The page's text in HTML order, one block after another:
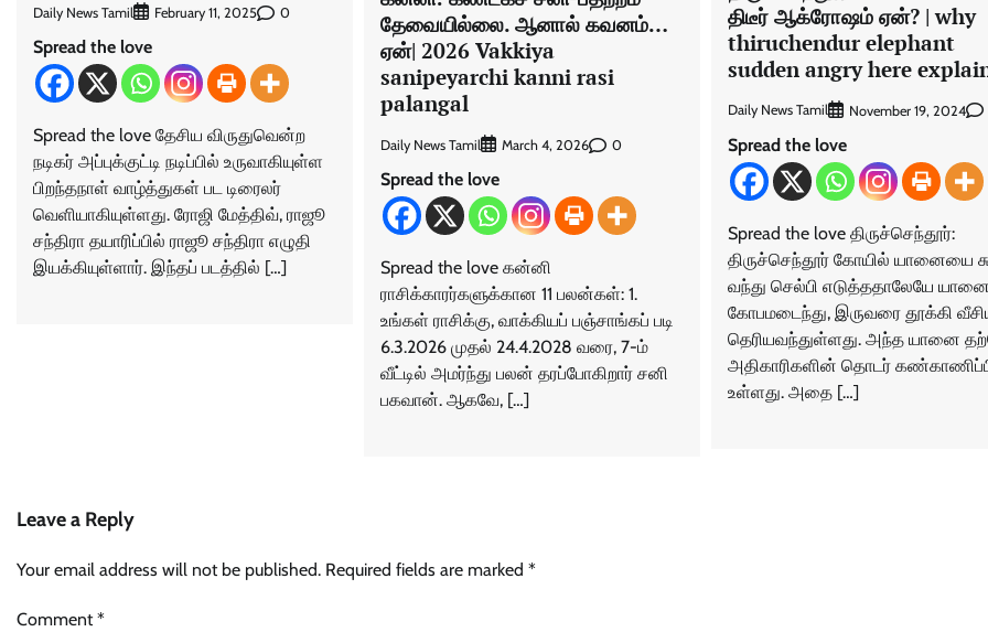
Daily News Tamil February 11, 2025 0
Spread the love
Spread the love தேசிய விருதுவென்ற
நடிகர் அப்புக்குட்டி நடிப்பில் உருவாகியுள்ள
பிறந்தநாள் வாழ்த்துகள் பட டிரைலர்
வெளியாகியுள்ளது. ரோஜி மேத்திவ், ராஜூ
சந்திரா தயாரிப்பில் ராஜூ சந்திரா எழுதி
இயக்கியுள்ளார். இந்தப் படத்தில் […]
தேவையில்லை. ஆனால் கவனம்…
ஏன்| 2026 Vakkiya
sanipeyarchi kanni rasi
palangal
Daily News Tamil March 4, 2026 0
Spread the love
Spread the love கன்னி
ராசிக்காரர்களுக்கான 11 பலன்கள்: 1.
உங்கள் ராசிக்கு, வாக்கியப் பஞ்சாங்கப் படி
6.3.2026 முதல் 24.4.2028 வரை, 7-ம்
வீட்டில் அமர்ந்து பலன் தரப்போகிறார் சனி
பகவான். ஆகவே, […]
திடீர் ஆக்ரோஷம் ஏன்? | why
thiruchendur elephant
sudden angry here
Daily News Tamil November 19, 2024
Spread the love
Spread the love திருச்செந்தூர்:
திருச்செந்தூர் கோயில் யானையை
வந்து செல்பி எடுத்ததாலேயே யானை
கோபமடைந்து, இருவரை தூக்கி
தெரியவந்துள்ளது. அந்த யானை
அதிகாரிகளின் தொடர்
உள்ளது. அதை […]
Leave a Reply
Your email address will not be published. Required fields are marked *
Comment*